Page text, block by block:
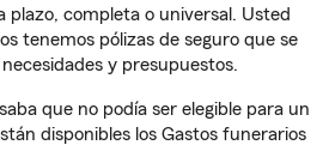
plazo, completa o universal. Usted
tenemos pólizas de seguro que se
y presupuestos.
que no podía ser elegible para un
disponibles los Gastos funerarios